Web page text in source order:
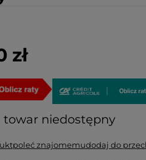
zł
towar niedostępny
poleć znajomemudodaj do